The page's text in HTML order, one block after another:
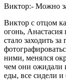
Виктор:- Можно
Виктор с отцом
огонь,
стало заходить
ними, менялся
чем они ожидали
еды, все сидели и